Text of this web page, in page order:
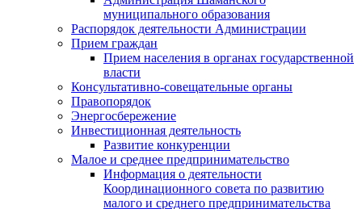
муниципального образования
Распорядок деятельности Администрации
Прием граждан
Прием населения в органах государственной
власти
Консультативно-совещательные органы
Правопорядок
Энергосбережение
Инвестиционная деятельность
Развитие конкуренции
Малое и среднее предпринимательство
Информация о деятельности
Координационного совета по развитию
малого и среднего предпринимательства